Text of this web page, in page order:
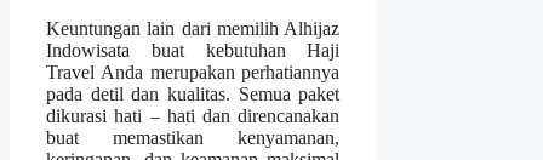
Keuntungan lain dari memilih Alhijaz
Indowisata buat kebutuhan Haji
Travel Anda merupakan perhatiannya
pada detil dan kualitas. Semua paket
dikurasi hati – hati dan direncanakan
buat memastikan kenyamanan,